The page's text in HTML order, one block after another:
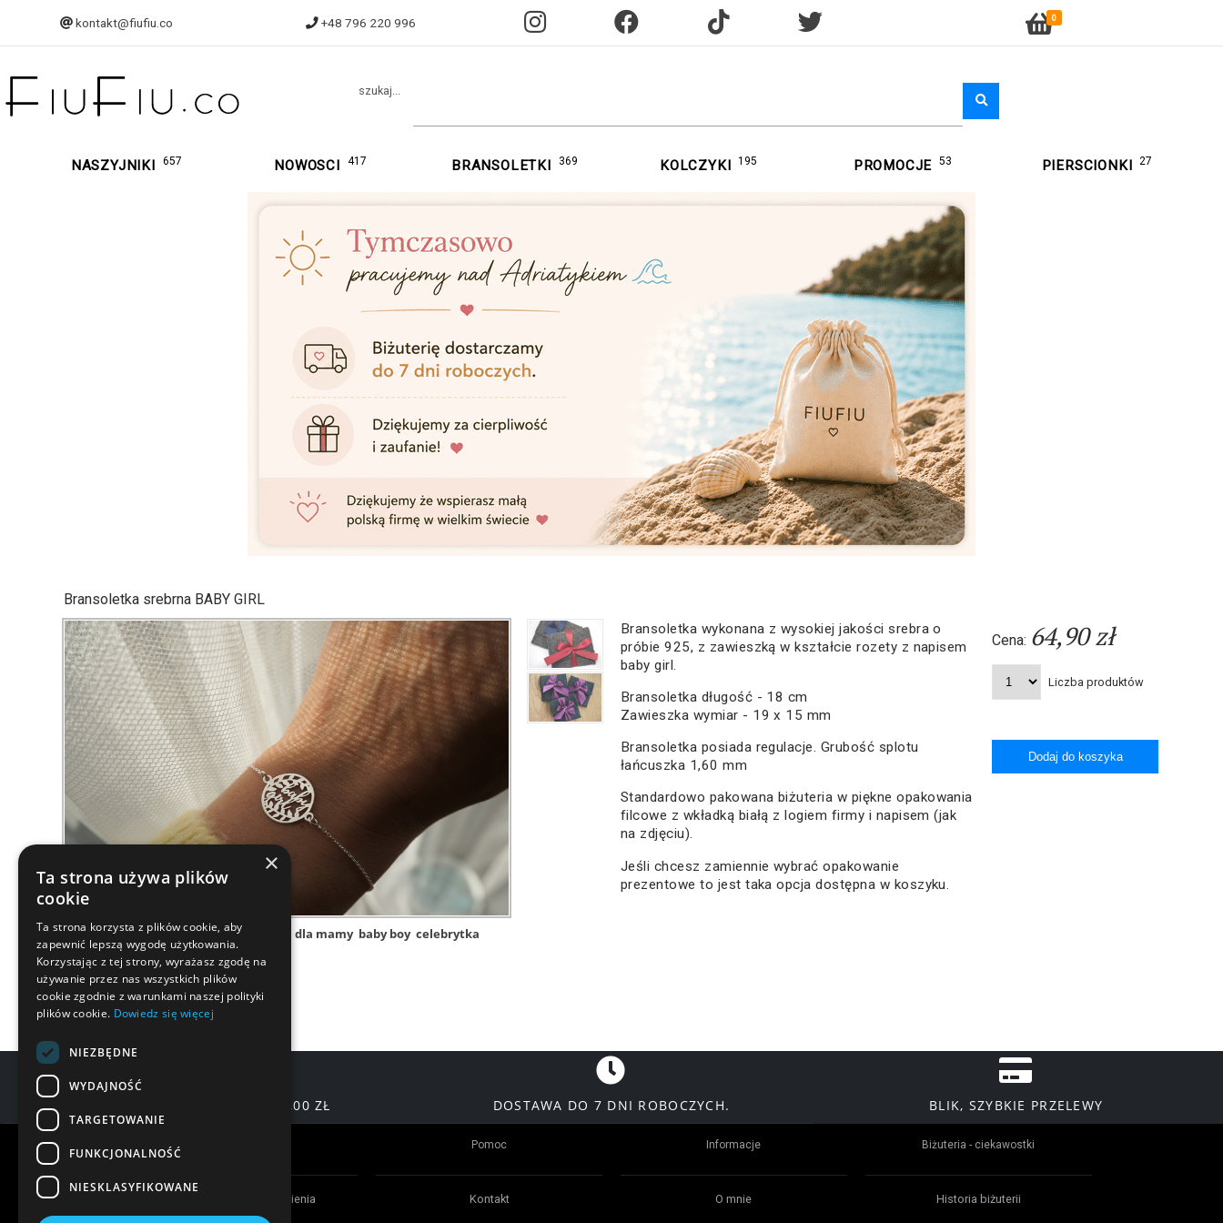
kontakt@fiufiu.co +48 796 220 996 0
szukaj...
NASZYJNIKI 657 NOWOSCI 417 BRANSOLETKI 369 KOLCZYKI 195 PROMOCJE 53 PIERSCIONKI 27
Bransoletka srebrna BABY GIRL
bransoletka srebrna bransoletka dla mamy baby boy celebrytka
Bransoletka wykonana z wysokiej jakości srebra o
próbie 925, z zawieszką w kształcie rozety z napisem
baby girl.
Bransoletka długość - 18 cm
Zawieszka wymiar - 19 x 15 mm
Bransoletka posiada regulacje. Grubość splotu
łańcuszka 1,60 mm
Standardowo pakowana biżuteria w piękne opakowania
filcowe z wkładką białą z logiem firmy i napisem (jak
na zdjęciu).
Jeśli chcesz zamiennie wybrać opakowanie
prezentowe to jest taka opcja dostępna w koszyku.
Cena: 64,90 zł
Liczba produktów
DARMOWA DOSTAWA OD 200,00 ZŁ DOSTAWA DO 7 DNI ROBOCZYCH. BLIK, SZYBKIE PRZELEWY
Czas realizacji zamówienia
Pomoc
Kontakt
Informacje
O mnie
Biżuteria - ciekawostki
Historia biżuterii
×
Ta strona używa plików
cookie
Ta strona korzysta z plików cookie, aby
zapewnić lepszą wygodę użytkowania.
Korzystając z tej strony, wyrażasz zgodę na
używanie przez nas wszystkich plików
cookie zgodnie z warunkami naszej polityki
plików cookie. Dowiedz się więcej
NIEZBĘDNE
WYDAJNOŚĆ
TARGETOWANIE
FUNKCJONALNOŚĆ
NIESKLASYFIKOWANE